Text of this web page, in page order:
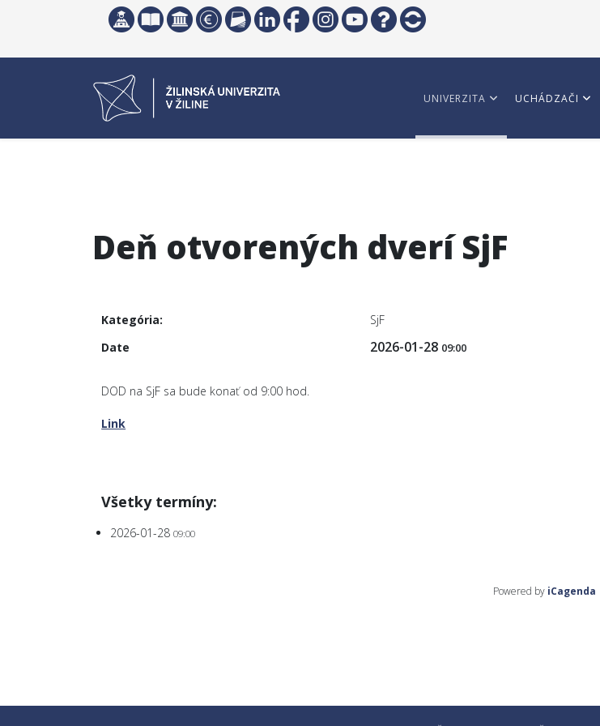
UNIVERZITA UCHÁDZAČI
Deň otvorených dverí SjF
Kategória:
SjF
Date
2026-01-28 09:00
DOD na SjF sa bude konať od 9:00 hod.
Link
Všetky termíny:
2026-01-2809:00
Powered by iCagenda